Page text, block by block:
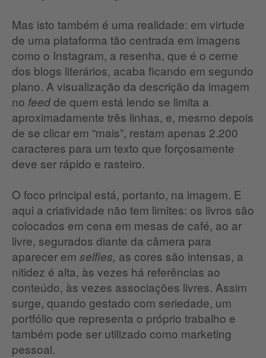
Mas isto também é uma realidade: em virtude
de uma plataforma tão centrada em imagens
como o Instagram, a resenha, que é o cerne
dos blogs literários, acaba ficando em segundo
plano. A visualização da descrição da imagem
no feedde quem está lendo se limita a
aproximadamente três linhas, e, mesmo depois
de se clicar em “mais”, restam apenas 2.200
caracteres para um texto que forçosamente
deve ser rápido e rasteiro.
O foco principal está, portanto, na imagem. E
aqui a criatividade não tem limites: os livros são
colocados em cena em mesas de café, ao ar
livre, segurados diante da câmera para
aparecer em selfies, as cores são intensas, a
nitidez é alta, às vezes há referências ao
conteúdo, às vezes associações livres. Assim
surge, quando gestado com seriedade, um
portfólio que representa o próprio trabalho e
também pode ser utilizado como marketing
pessoal.